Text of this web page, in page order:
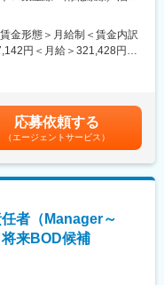
タイミングの決定、銘柄選
定
ョブローテーションによる
なども充実】
的な面談など、ご入社後
ックオフィス・クレジッ
礎スキルを身に着けて頂き
件の詳細を設計（リース条
交渉
算・キャッシュフロー・
金形態＞月給制＜賃金内訳
円＜月給＞321,428円～
応募依頼する
（エージェントサービス）
者（Manager～
来BOD候補